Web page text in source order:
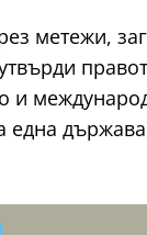
метежи,